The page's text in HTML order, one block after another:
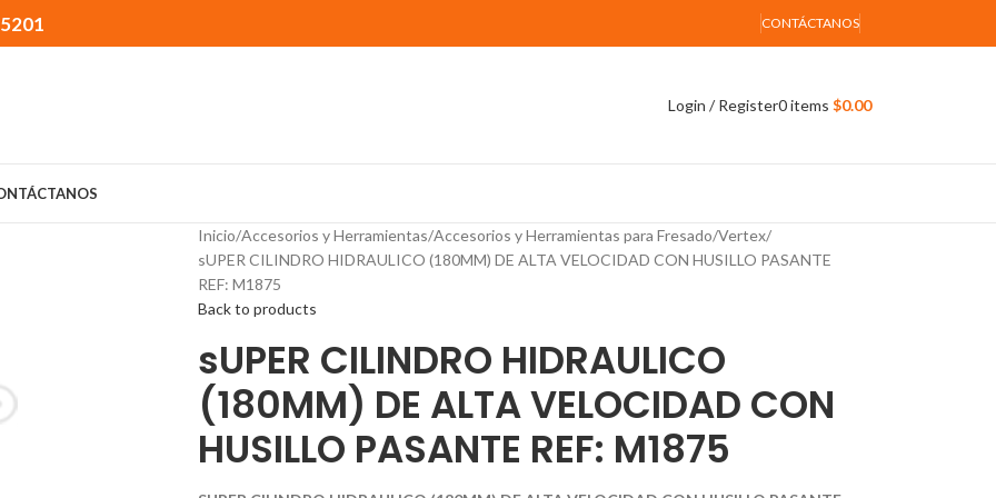
CONTÁCTANOS
Login / Register0items $0.00
Inicio Accesorios y Herramientas Accesorios y Herramientas para Fresado Vertex
sUPER CILINDRO HIDRAULICO (180MM) DE ALTA VELOCIDAD CON HUSILLO PASANTE
REF: M1875
Back to products
sUPER CILINDRO HIDRAULICO
(180MM) DE ALTA VELOCIDAD CON
HUSILLO PASANTE REF: M1875